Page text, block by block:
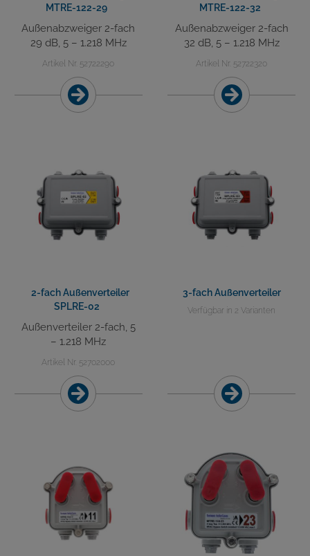
MTRE-122-29
Außenabzweiger 2-fach
29 dB, 5 – 1.218 MHz
Artikel Nr. 52722290
MTRE-122-32
Außenabzweiger 2-fach
32 dB, 5 – 1.218 MHz
Artikel Nr. 52722320
2-fach Außenverteiler
SPLRE-02
Außenverteiler 2-fach, 5
– 1.218 MHz
Artikel Nr. 52702000
3-fach Außenverteiler
Verfügbar in 2 Varianten